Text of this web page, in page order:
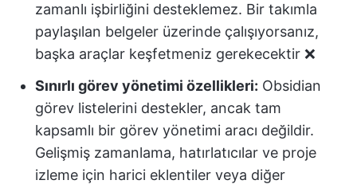
zamanlı işbirliğini desteklemez. Bir takımla
paylaşılan belgeler üzerinde çalışıyorsanız,
başka araçlar keşfetmeniz gerekecektir ❌
Sınırlı görev yönetimi özellikleri: Obsidian
görev listelerini destekler, ancak tam
kapsamlı bir görev yönetimi aracı değildir.
Gelişmiş zamanlama, hatırlatıcılar ve proje
izleme için harici eklentiler veya diğer